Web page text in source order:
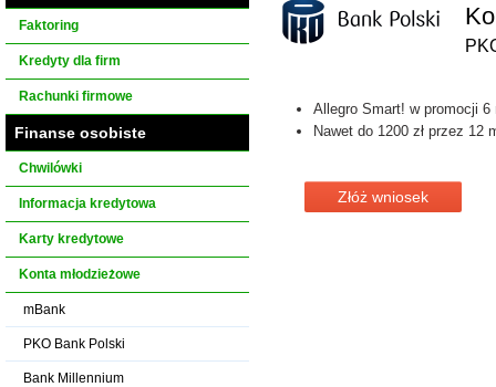
Faktoring
Kredyty dla firm
Rachunki firmowe
Finanse osobiste
Chwilówki
Informacja kredytowa
Karty kredytowe
Konta młodzieżowe
mBank
PKO Bank Polski
Bank Millennium
Allegro Smart! w promocji 6
Nawet do 1200 zł przez 12
Złóż wniosek